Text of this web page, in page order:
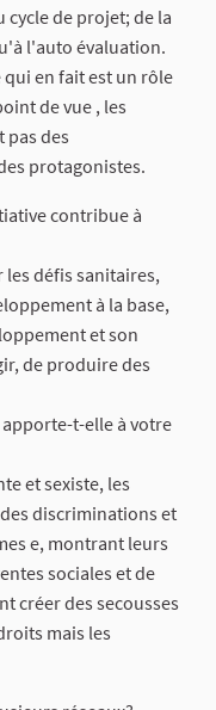
cycle de projet; de la
l'auto évaluation.
en fait est un rôle
de vue , les
pas des
protagonistes.
contribue à
défis sanitaires,
à la base,
et son
de produire des
t-elle à votre
et sexiste, les
discriminations et
e, montrant leurs
sociales et de
créer des secousses
mais les